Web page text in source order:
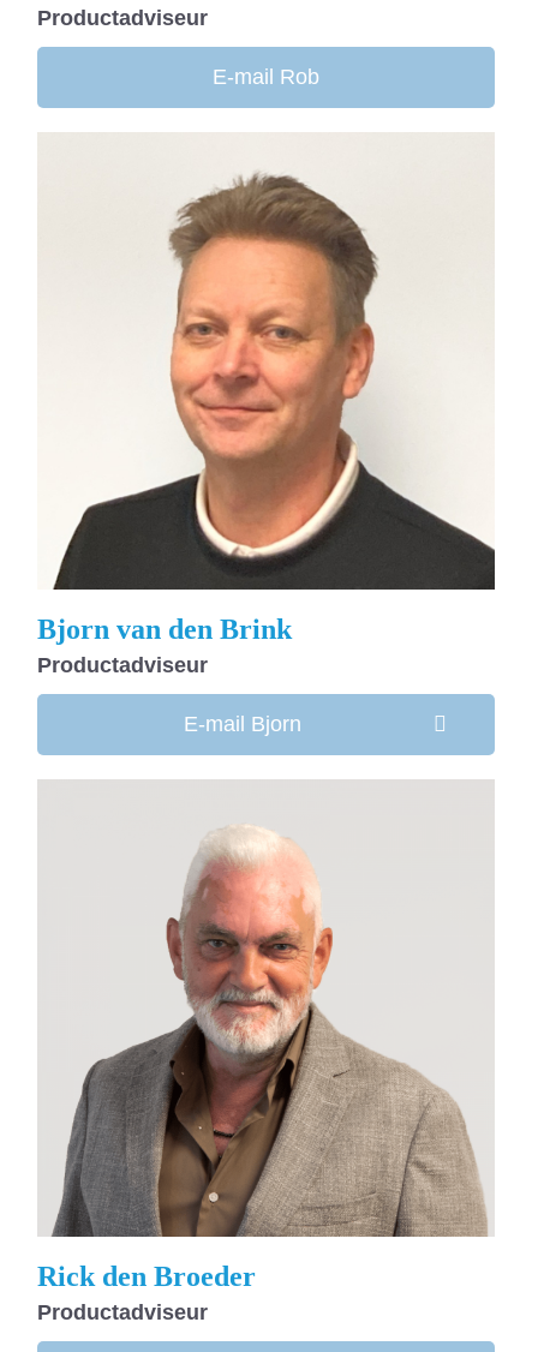
Productadviseur
E-mail Rob
Bjorn van den Brink
Productadviseur
E-mail Bjorn
Rick den Broeder
Productadviseur